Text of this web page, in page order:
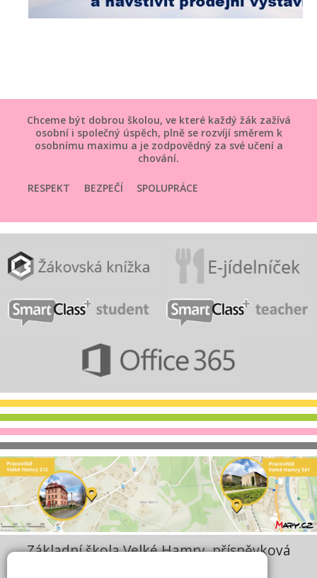
Chceme být dobrou školou, ve které každý žák zažívá
osobní i společný úspěch, plně se rozvíjí směrem k
osobnímu maximu a je zodpovědný za své učení a
chování.
RESPEKT BEZPEČÍ SPOLUPRÁCE
Základní škola Velké Hamry, příspěvková